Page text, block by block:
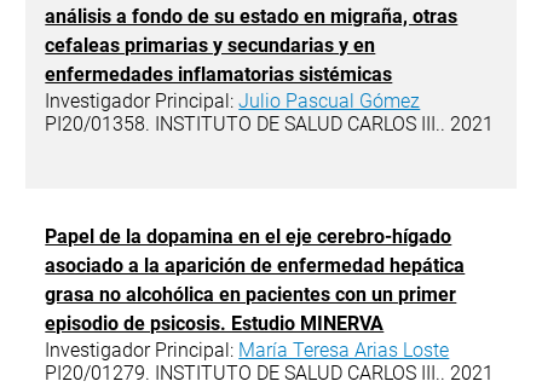
análisis a fondo de su estado en migraña, otras
cefaleas primarias y secundarias y en
enfermedades inflamatorias sistémicas
Investigador Principal:Julio Pascual Gómez
PI20/01358. INSTITUTO DE SALUD CARLOS III.. 2021
Papel de la dopamina en el eje cerebro-hígado
asociado a la aparición de enfermedad hepática
grasa no alcohólica en pacientes con un primer
episodio de psicosis. Estudio MINERVA
Investigador Principal: María Teresa Arias Loste
PI20/01279. INSTITUTO DE SALUD CARLOS III.. 2021